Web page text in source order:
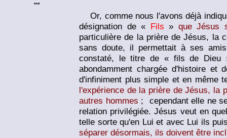
***
Or, comme nous l'avons déjà
désignation de « Fils» que Jésus
particulière de la prière de Jésus, la
sans doute, il permettait à ses
constaté, le titre de « fils de Dieu
abondamment chargée d'histoire
d'infiniment plus simple et en même
l'expérience de la prière de Jésus, la
autres hommes ; cependant elle ne
relation privilégiée. Jésus veut en
telle sorte qu'en Lui et avec Lui ils
séparer désormais, ils doivent être